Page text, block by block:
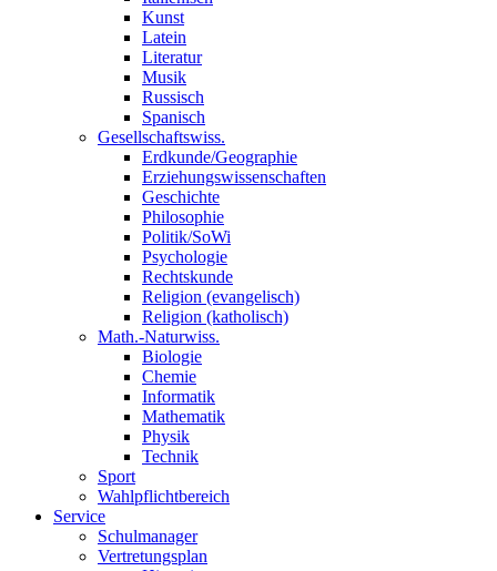
Kunst
Latein
Literatur
Musik
Russisch
Spanisch
Gesellschaftswiss.
Erdkunde/Geographie
Erziehungswissenschaften
Geschichte
Philosophie
Politik/SoWi
Psychologie
Rechtskunde
Religion (evangelisch)
Religion (katholisch)
Math.-Naturwiss.
Biologie
Chemie
Informatik
Mathematik
Physik
Technik
Sport
Wahlpflichtbereich
Service
Schulmanager
Vertretungsplan